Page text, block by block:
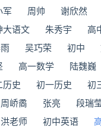
军 周帅 谢欣然
大语文 朱秀宇 高
吴巧荣 初中
高一数学 陆魏巍
历史 初一历史 初
周峤矞 张亮 段瑞
洪老师 初中英语